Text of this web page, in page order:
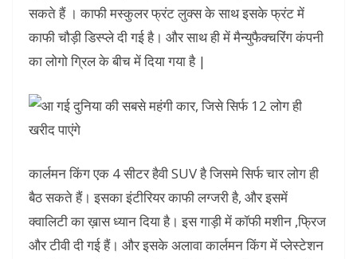
सकते हैं । काफी मस्कुलर फ्रंट लुक्स के साथ इसके फ्रंट में
काफी चौड़ी डिस्प्ले दी गई है। और साथ ही में मैन्युफैक्चरिंग कंपनी
का लोगो ग्रिल के बीच में दिया गया है |
कार्लमन किंग एक 4 सीटर हैवी SUV है जिसमे सिर्फ चार लोग ही
बैठ सकते हैं। इसका इंटीरियर काफी लग्जरी है, और इसमें
क्वालिटी का ख़ास ध्यान दिया है। इस गाड़ी में कॉफी मशीन ,फ्रिज
और टीवी दी गई हैं। और इसके अलावा कार्लमन किंग में प्लेस्टेशन